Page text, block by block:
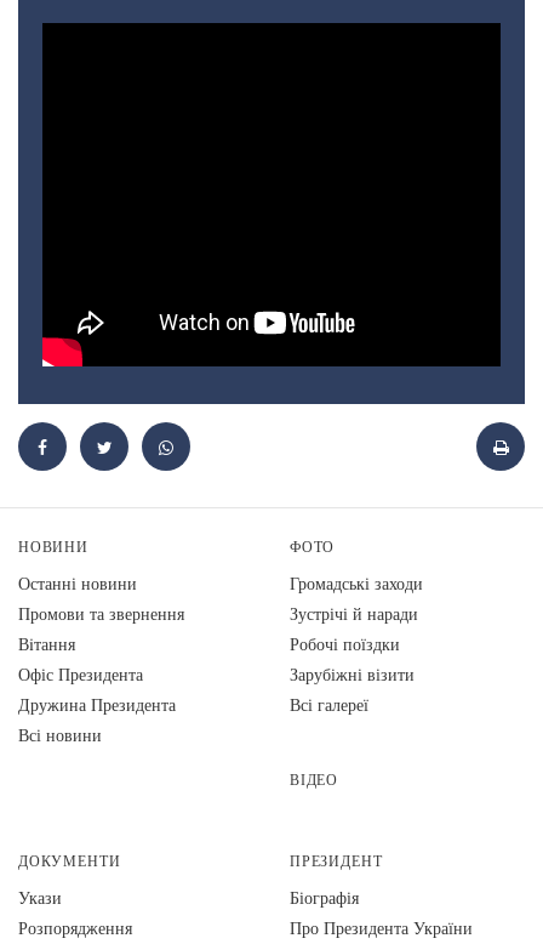
НОВИНИ
Останні новини
Промови та звернення
Вiтання
Офіс Президента
Дружина Президента
Всі новини
ФОТО
Громадські заходи
Зустрічі й наради
Робочі поїздки
Зарубіжні візити
Всі галереї
ВІДЕО
ДОКУМЕНТИ
Укази
Розпорядження
ПРЕЗИДЕНТ
Біографія
Про Президента України